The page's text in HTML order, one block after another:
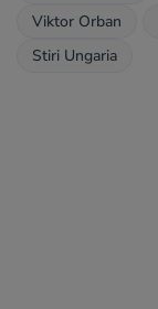
Viktor Orban
Stiri Ungaria